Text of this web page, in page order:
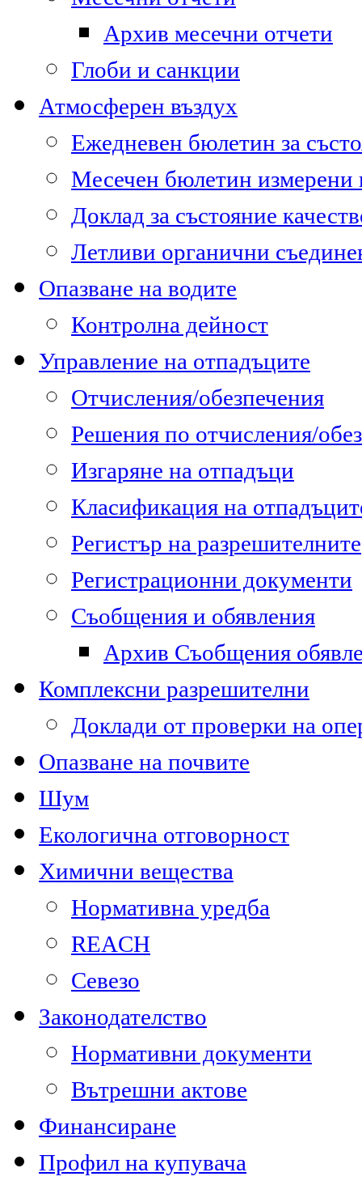
Архив месечни отчети
Глоби и санкции
Атмосферен въздух
Ежедневен бюлетин за
Месечен бюлетин
Доклад за състояние
Летливи органични
Опазване на водите
Контролна дейност
Управление на отпадъците
Отчисления/обезпечения
Решения по отчисления/
Изгаряне на отпадъци
Класификация на
Регистър на разрешителните
Регистрационни документи
Съобщения и обявления
Архив Съобщения
Комплексни разрешителни
Доклади от проверки на
Опазване на почвите
Шум
Екологична отговорност
Химични вещества
Нормативна уредба
REACH
Севезо
Законодателство
Нормативни документи
Вътрешни актове
Финансиране
Профил на купувача